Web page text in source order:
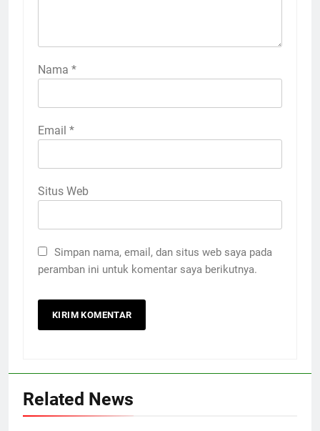
Nama *
Email *
Situs Web
Simpan nama, email, dan situs web saya pada
peramban ini untuk komentar saya berikutnya.
Related News